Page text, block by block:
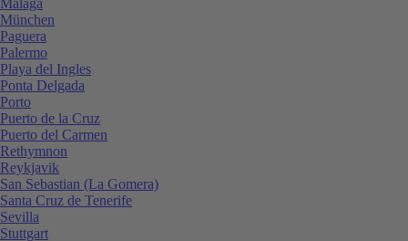
München
Paguera
Palermo
Playa del Ingles
Ponta Delgada
Porto
Puerto de la Cruz
Puerto del Carmen
Rethymnon
Reykjavik
San Sebastian (La Gomera)
Santa Cruz de Tenerife
Sevilla
Stuttgart